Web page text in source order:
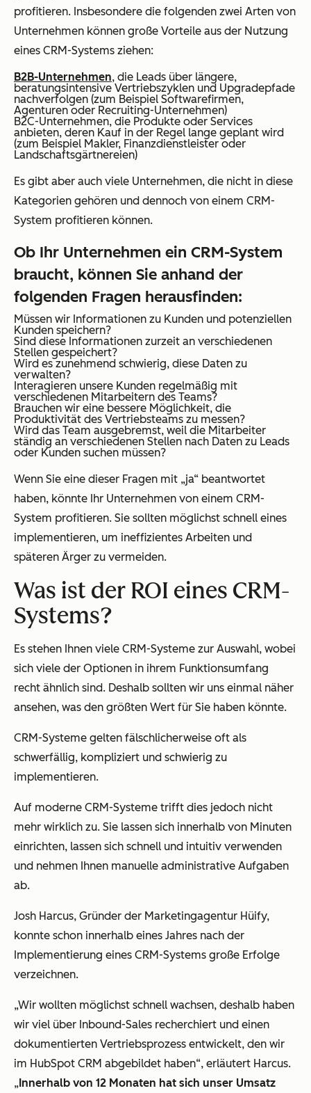
profitieren. Insbesondere die folgenden zwei Arten von
Unternehmen können große Vorteile aus der Nutzung
eines CRM-Systems ziehen:
B2B-Unternehmen, die Leads über längere,
beratungsintensive Vertriebszyklen und Upgradepfade
nachverfolgen (zum Beispiel Softwarefirmen,
Agenturen oder Recruiting-Unternehmen)
B2C-Unternehmen, die Produkte oder Services
anbieten, deren Kauf in der Regel lange geplant wird
(zum Beispiel Makler, Finanzdienstleister oder
Landschaftsgärtnereien)
Es gibt aber auch viele Unternehmen, die nicht in diese
Kategorien gehören und dennoch von einem CRM-
System profitieren können.
Ob Ihr Unternehmen ein CRM-System
braucht, können Sie anhand der
folgenden Fragen herausfinden:
Müssen wir Informationen zu Kunden und potenziellen
Kunden speichern?
Sind diese Informationen zurzeit an verschiedenen
Stellen gespeichert?
Wird es zunehmend schwierig, diese Daten zu
verwalten?
Interagieren unsere Kunden regelmäßig mit
verschiedenen Mitarbeitern des Teams?
Brauchen wir eine bessere Möglichkeit, die
Produktivität des Vertriebsteams zu messen?
Wird das Team ausgebremst, weil die Mitarbeiter
ständig an verschiedenen Stellen nach Daten zu Leads
oder Kunden suchen müssen?
Wenn Sie eine dieser Fragen mit „ja“ beantwortet
haben, könnte Ihr Unternehmen von einem CRM-
System profitieren. Sie sollten möglichst schnell eines
implementieren, um ineffizientes Arbeiten und
späteren Ärger zu vermeiden.
Was ist der ROI eines CRM-
Systems?
Es stehen Ihnen viele CRM-Systeme zur Auswahl, wobei
sich viele der Optionen in ihrem Funktionsumfang
recht ähnlich sind. Deshalb sollten wir uns einmal näher
ansehen, was den größten Wert für Sie haben könnte.
CRM-Systeme gelten fälschlicherweise oft als
schwerfällig, kompliziert und schwierig zu
implementieren.
Auf moderne CRM-Systeme trifft dies jedoch nicht
mehr wirklich zu. Sie lassen sich innerhalb von Minuten
einrichten, lassen sich schnell und intuitiv verwenden
und nehmen Ihnen manuelle administrative Aufgaben
ab.
Josh Harcus, Gründer der Marketingagentur Hüify,
konnte schon innerhalb eines Jahres nach der
Implementierung eines CRM-Systems große Erfolge
verzeichnen.
„Wir wollten möglichst schnell wachsen, deshalb haben
wir viel über Inbound-Sales recherchiert und einen
dokumentierten Vertriebsprozess entwickelt, den wir
im HubSpot CRM abgebildet haben“, erläutert Harcus.
„Innerhalb von 12 Monaten hat sich unser Umsatz